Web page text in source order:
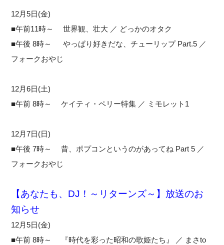
12月5日(金)
■午前11時～ 世界観、壮大 ／ どっかのオタク
■午後 8時～ やっぱり好きだな、チューリップ Part.5 ／
フォークおやじ
12月6日(土)
■午前 8時～ ケイティ・ペリー特集 ／ ミモレット1
12月7日(日)
■午後 7時～ 昔、ポプコンというのがあってね Part 5 ／
フォークおやじ
【あなたも、DJ！～リターンズ～】放送のお
知らせ
12月5日(金)
■午前 8時～ 『時代を彩った昭和の歌姫たち』 ／ まさto